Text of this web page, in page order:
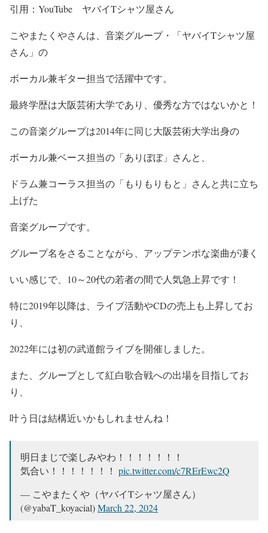
引用：YouTube ヤバイTシャツ屋さん
こやまたくやさんは、音楽グループ・
「ヤバイTシャツ屋
さん」 の
ボーカル兼ギター担当で活躍中です。
最終学歴は大阪芸術大学であり、優秀な方ではないかと！
この音楽グループは2014年に同じ大阪芸術大学出身の
ボーカル兼ベース担当の 「ありぼぼ」 さんと、
ドラム兼コーラス担当の 「もりもりもと」 さんと共に立ち
上げた
音楽グループです。
グループ名をさることながら 、アップテンポな楽曲が凄く
いい感じで、10～20代の若者の間で人気急上昇です！
特に2019年以降は、ライブ活動やCDの売上も上昇してお
り、
2022年には初の武道館ライブを開催しました。
また、 グループとして紅白歌合戦への出場を目指してお
り、
叶う日は結構近いかもしれませんね！
明日まじで楽しみやわ！！！！！！！
気合い！！！！！！！ pic.twitter.com/c7RErEwc2Q
— こやまたくや（ヤバイTシャツ屋さん）
(@yabaT_koyacial)March 22, 2024